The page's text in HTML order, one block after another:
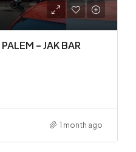
– JAK BAR
1 month ago